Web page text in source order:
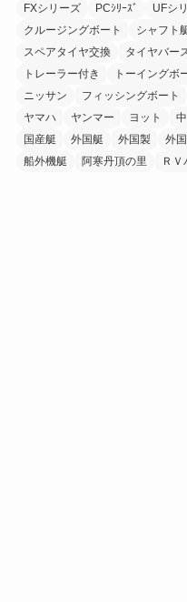
FXシリーズ
PCｼﾘｰｽﾞ UFシ
クルージングボート
シャフト
スペアタイヤ交換
タイヤバー
トレーラー付き
トーイングボ
ニッサン
フィッシングボート
ヤマハ
ヤンマー ヨット
国産艇
外国艇 外国製 外
船外機艇
阿寒丹頂の里 ＲＶ